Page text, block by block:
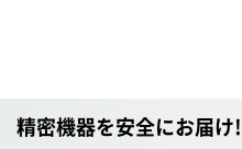
精密機器を安全にお届け!